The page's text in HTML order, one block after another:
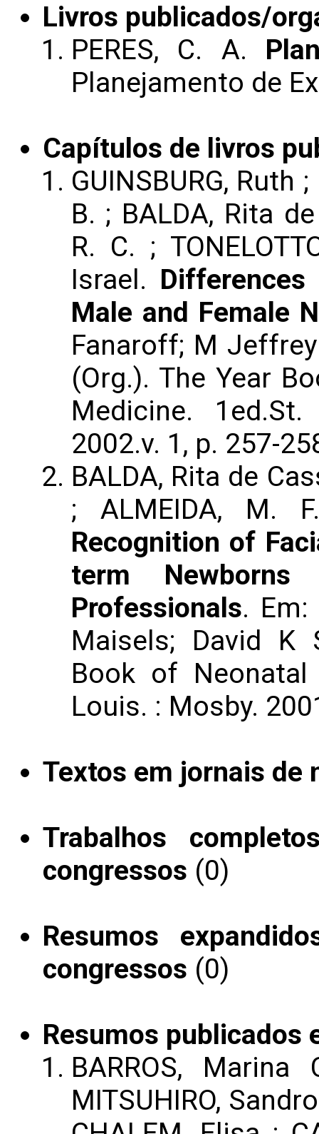
Livros publicados/
PERES, C. A.
Planejamento de
Capítulos de livros
GUINSBURG, Ruth
B. ; BALDA, Rita
R. C. ;
Israel.
Male and Female
Fanaroff; M
(Org.). The Year
Medicine.
2002.v. 1, p. 257-
BALDA, Rita de
; ALMEIDA, M.
Recognition of
term
Professionals.
Maisels; David K
Book of
Louis. : Mosby.
Textos em jornais
Trabalhos
congressos (0)
Resumos
congressos (0)
Resumos publicados
BARROS,
MITSUHIRO,